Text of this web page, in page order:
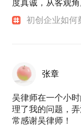
度真诚，从客观
初创企业如何
张章
吴律师在一个小
理了我的问题，
常感谢吴律师！